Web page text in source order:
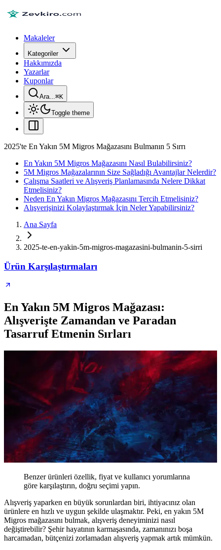
Makaleler
Kategoriler
Hakkımızda
Yazarlar
Kuponlar
Ara...⌘K
Toggle theme
2025'te En Yakın 5M Migros Mağazasını Bulmanın 5 Sırrı
En Yakın 5M Migros Mağazasını Nasıl Bulabilirsiniz?
5M Migros Mağazalarının Size Sağladığı Avantajlar Nelerdir?
Çalışma Saatleri ve Alışveriş Planlamasında Nelere Dikkat
Etmelisiniz?
Neden En Yakın Migros Mağazasını Tercih Etmelisiniz?
Alışverişinizi Kolaylaştırmak İçin Neler Yapabilirsiniz?
Ana Sayfa
2025-te-en-yakin-5m-migros-magazasini-bulmanin-5-sirri
Ürün Karşılaştırmaları
En Yakın 5M Migros Mağazası:
Alışverişte Zamandan ve Paradan
Tasarruf Etmenin Sırları
Benzer ürünleri özellik, fiyat ve kullanıcı yorumlarına
göre karşılaştırın, doğru seçimi yapın.
Alışveriş yaparken en büyük sorunlardan biri, ihtiyacınız olan
ürünlere en hızlı ve uygun şekilde ulaşmaktır. Peki, en yakın 5M
Migros mağazasını bulmak, alışveriş deneyiminizi nasıl
değiştirebilir? Şehir hayatının karmaşasında, zamanınızı boşa
harcamadan, bütçenizi zorlamadan alışveriş yapmak artık mümkün.